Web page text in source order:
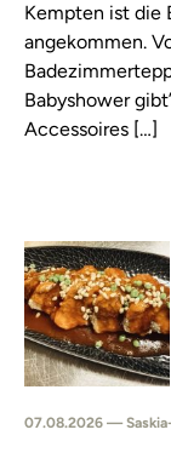
Kempten ist die
angekommen.
Babyshower
Accessoires […]
07.08.2026 —